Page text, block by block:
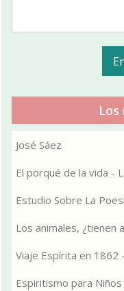
José Sáez
El porqué de la vida -
Estudio Sobre La
Los animales, ¿tienen
Viaje Espírita en 1862
Espiritismo para Niños